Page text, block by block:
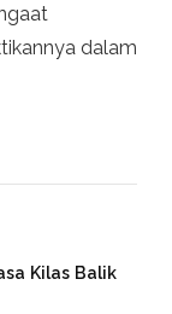
dalam
Kilas Balik